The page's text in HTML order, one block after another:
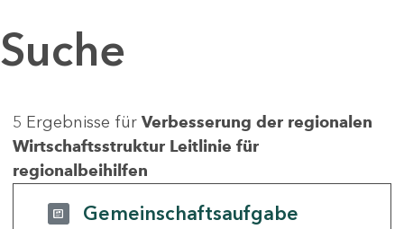
Suche
5 Ergebnisse für Verbesserung der regionalen
Wirtschaftsstruktur Leitlinie für
regionalbeihilfen
Gemeinschaftsaufgabe